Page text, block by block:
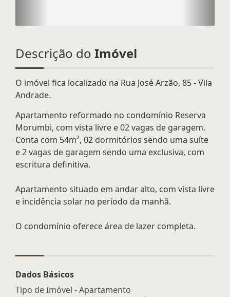
Descrição do Imóvel
O imóvel fica localizado na Rua José Arzão, 85 - Vila
Andrade.
Apartamento reformado no condomínio Reserva
Morumbi, com vista livre e 02 vagas de garagem.
Conta com 54m², 02 dormitórios sendo uma suíte
e 2 vagas de garagem sendo uma exclusiva, com
escritura definitiva.
Apartamento situado em andar alto, com vista livre
e incidência solar no período da manhã.
O condomínio oferece área de lazer completa.
Dados Básicos
Tipo de Imóvel - Apartamento